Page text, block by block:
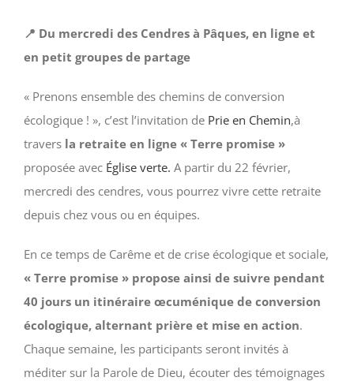
📍 Du mercredi des Cendres à Pâques, en ligne et
en petit groupes de partage
« Prenons ensemble des chemins de conversion
écologique ! », c’est l’invitation de Prie en Chemin,à
travers la retraite en ligne « Terre promise »
proposée avec Église verte. A partir du 22 février,
mercredi des cendres, vous pourrez vivre cette retraite
depuis chez vous ou en équipes.
En ce temps de Carême et de crise écologique et sociale,
« Terre promise » propose ainsi de suivre pendant
40 jours un itinéraire œcuménique de conversion
écologique, alternant prière et mise en action.
Chaque semaine, les participants seront invités à
méditer sur la Parole de Dieu, écouter des témoignages